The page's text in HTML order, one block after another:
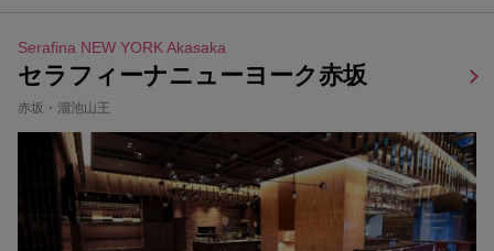
Serafina NEW YORK Akasaka
セラフィーナニューヨーク赤坂
赤坂・溜池山王